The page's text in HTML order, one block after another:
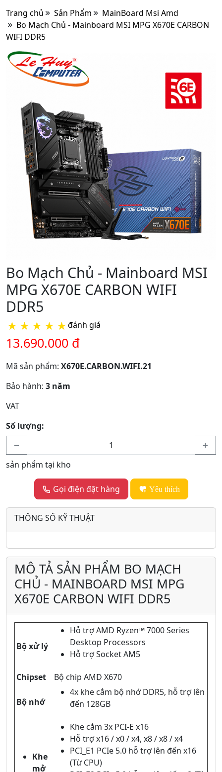
Trang chủ Sản Phẩm
MainBoard Msi Amd
Bo Mạch Chủ - Mainboard MSI MPG X670E CARBON
WIFI DDR5
Bo Mạch Chủ - Mainboard MSI
MPG X670E CARBON WIFI
DDR5
★ ★ ★ ★ ★đánh giá
13.690.000 đ
Mã sản phẩm: X670E.CARBON.WIFI.21
Bảo hành: 3 năm
VAT
Số lượng:
sản phẩm tại kho
Gọi điện đặt hàng Yêu thích
THÔNG SỐ KỸ THUẬT
MÔ TẢ SẢN PHẨM BO MẠCH
CHỦ - MAINBOARD MSI MPG
X670E CARBON WIFI DDR5
Bộ xử lý
Hỗ trợ AMD Ryzen™ 7000 Series
Desktop Processors
Hỗ trợ Socket AM5
Chipset Bộ chip AMD X670
Bộ nhớ
4x khe cắm bộ nhớ DDR5, hỗ trợ lên
đến 128GB
Khe
mở
Khe cắm 3x PCI-E x16
Hỗ trợ x16 / x0 / x4, x8 / x8 / x4
PCI_E1 PCIe 5.0 hỗ trợ lên đến x16
(Từ CPU)